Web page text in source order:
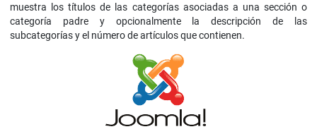
muestra los títulos de las categorías asociadas a una sección o
categoría padre y opcionalmente la descripción de las
subcategorías y el número de artículos que contienen.